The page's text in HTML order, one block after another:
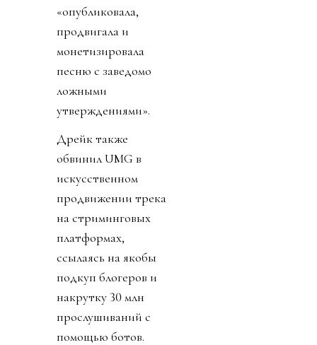
«опубликовала,
продвигала и
монетизировала
песню с заведомо
ложными
утверждениями».
Дрейк также
обвинил UMG в
искусственном
продвижении трека
на стриминговых
платформах,
ссылаясь на якобы
подкуп блогеров и
накрутку 30 млн
прослушиваний с
помощью ботов.